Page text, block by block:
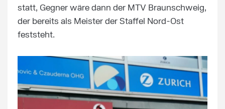
statt, Gegner wäre dann der MTV Braunschweig,
der bereits als Meister der Staffel Nord-Ost
feststeht.